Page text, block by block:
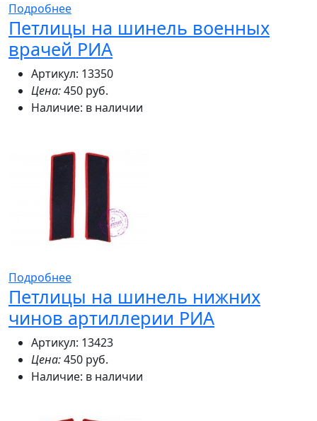
Подробнее
Петлицы на шинель военных
врачей РИА
Артикул: 13350
Цена:450 руб.
Наличие: в наличии
Подробнее
Петлицы на шинель нижних
чинов артиллерии РИА
Артикул: 13423
Цена:450 руб.
Наличие: в наличии